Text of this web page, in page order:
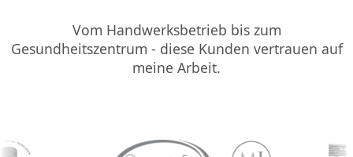
Vom Handwerksbetrieb bis zum
Gesundheitszentrum - diese Kunden vertrauen auf
meine Arbeit.